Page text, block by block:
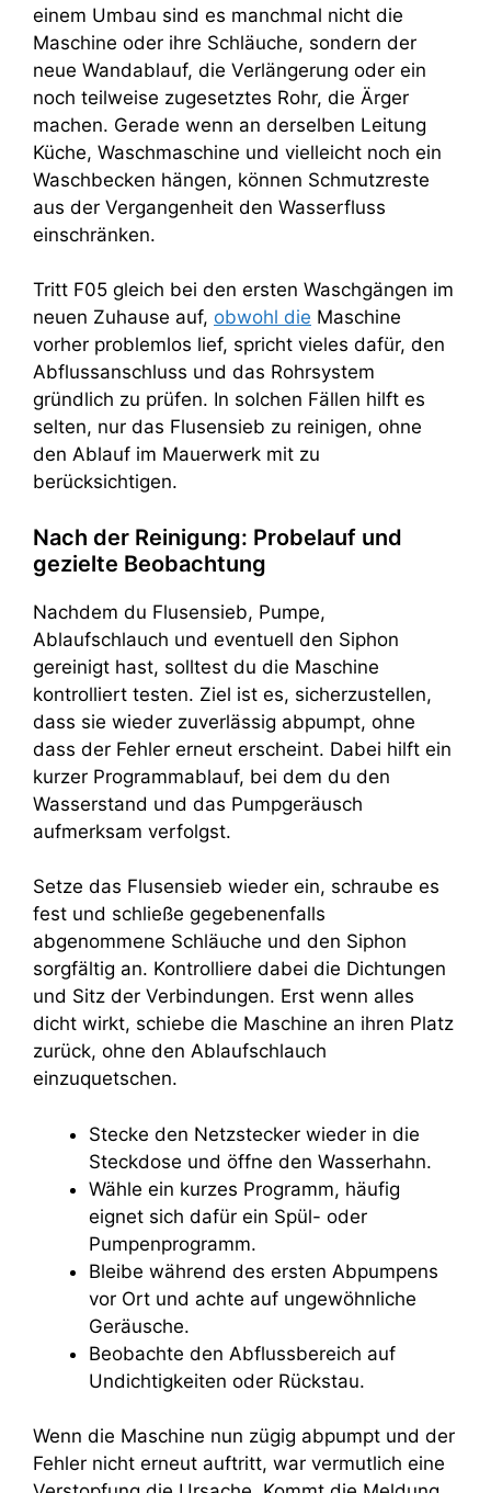
einem Umbau sind es manchmal nicht die
Maschine oder ihre Schläuche, sondern der
neue Wandablauf, die Verlängerung oder ein
noch teilweise zugesetztes Rohr, die Ärger
machen. Gerade wenn an derselben Leitung
Küche, Waschmaschine und vielleicht noch ein
Waschbecken hängen, können Schmutzreste
aus der Vergangenheit den Wasserfluss
einschränken.
Tritt F05 gleich bei den ersten Waschgängen im
neuen Zuhause auf, obwohl die Maschine
vorher problemlos lief, spricht vieles dafür, den
Abflussanschluss und das Rohrsystem
gründlich zu prüfen. In solchen Fällen hilft es
selten, nur das Flusensieb zu reinigen, ohne
den Ablauf im Mauerwerk mit zu
berücksichtigen.
Nach der Reinigung: Probelauf und
gezielte Beobachtung
Nachdem du Flusensieb, Pumpe,
Ablaufschlauch und eventuell den Siphon
gereinigt hast, solltest du die Maschine
kontrolliert testen. Ziel ist es, sicherzustellen,
dass sie wieder zuverlässig abpumpt, ohne
dass der Fehler erneut erscheint. Dabei hilft ein
kurzer Programmablauf, bei dem du den
Wasserstand und das Pumpgeräusch
aufmerksam verfolgst.
Setze das Flusensieb wieder ein, schraube es
fest und schließe gegebenenfalls
abgenommene Schläuche und den Siphon
sorgfältig an. Kontrolliere dabei die Dichtungen
und Sitz der Verbindungen. Erst wenn alles
dicht wirkt, schiebe die Maschine an ihren Platz
zurück, ohne den Ablaufschlauch
einzuquetschen.
Stecke den Netzstecker wieder in die
Steckdose und öffne den Wasserhahn.
Wähle ein kurzes Programm, häufig
eignet sich dafür ein Spül- oder
Pumpenprogramm.
Bleibe während des ersten Abpumpens
vor Ort und achte auf ungewöhnliche
Geräusche.
Beobachte den Abflussbereich auf
Undichtigkeiten oder Rückstau.
Wenn die Maschine nun zügig abpumpt und der
Fehler nicht erneut auftritt, war vermutlich eine